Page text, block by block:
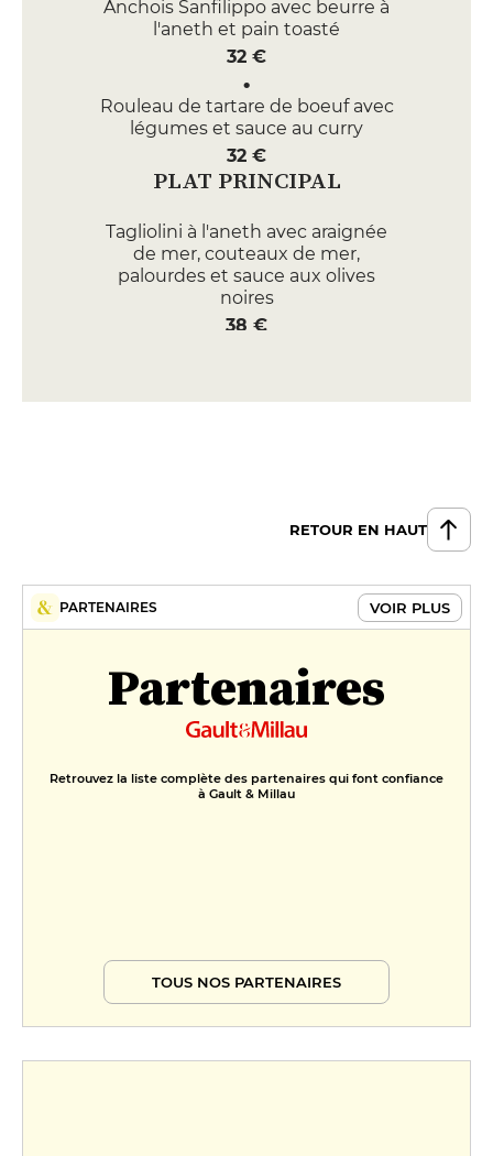
Anchois Sanfilippo avec beurre à
l'aneth et pain toasté
32 €
Rouleau de tartare de boeuf avec
légumes et sauce au curry
32 €
PLAT PRINCIPAL
Tagliolini à l'aneth avec araignée
de mer, couteaux de mer,
palourdes et sauce aux olives
noires
38 €
sauce à l'estragon et salade
20 €
Plat du jour
25 €
Formule du jour
RETOUR EN HAUT
PARTENAIRES VOIR PLUS
Partenaires
Retrouvez la liste complète des partenaires qui font confiance
à Gault & Millau
TOUS NOS PARTENAIRES